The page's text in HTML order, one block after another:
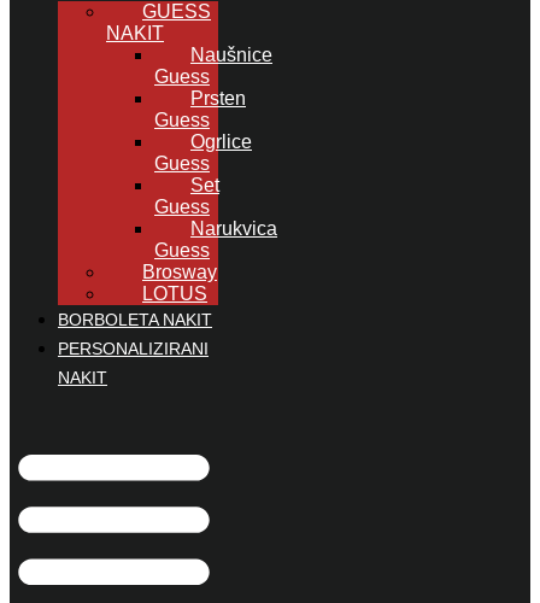
GUESS
NAKIT
Naušnice
Guess
Prsten
Guess
Ogrlice
Guess
Set
Guess
Narukvica
Guess
Brosway
LOTUS
BORBOLETA NAKIT
PERSONALIZIRANI
NAKIT